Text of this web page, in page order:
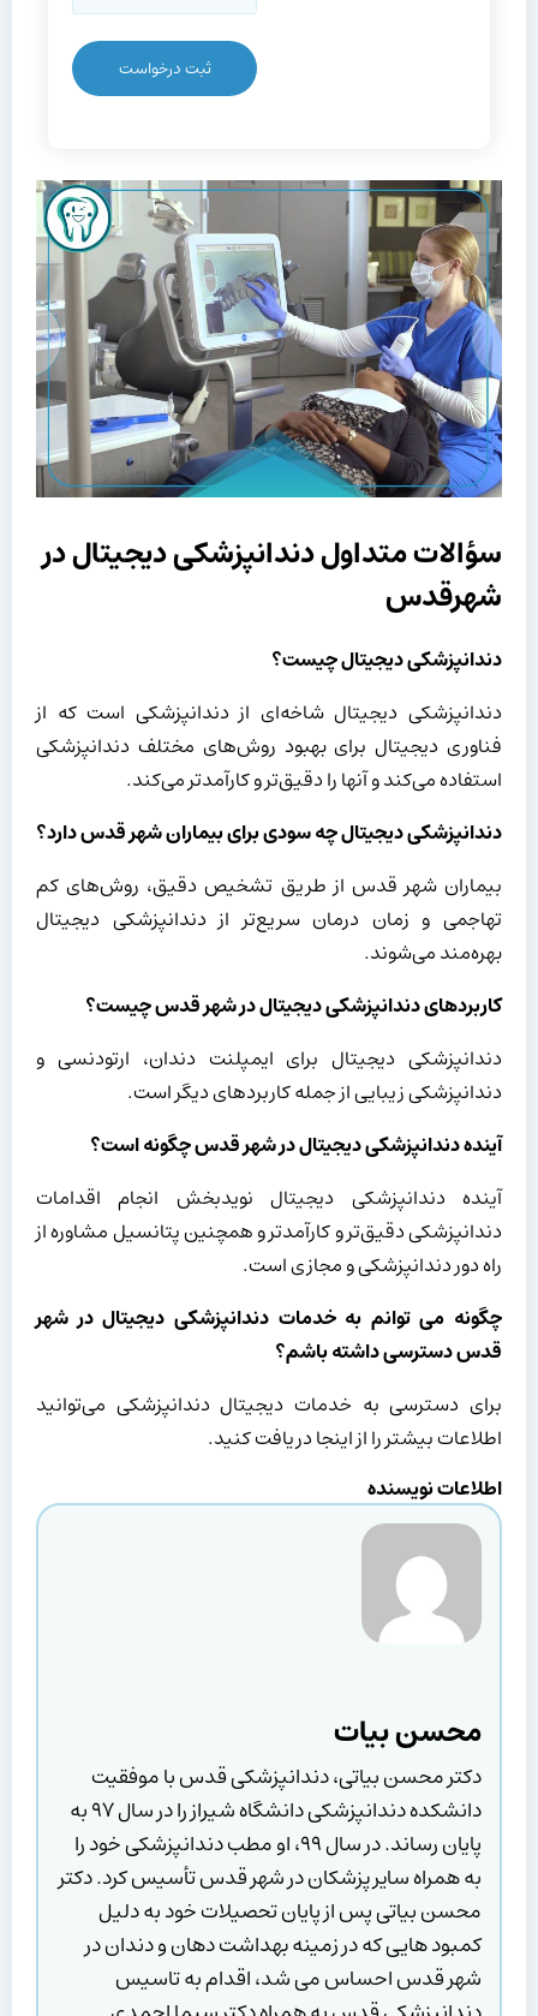
سؤالات متداول دندانپزشکی دیجیتال در
شهرقدس
دندانپزشکی دیجیتال چیست؟
دندانپزشکی دیجیتال شاخه‌ای از دندانپزشکی است که از
فناوری دیجیتال برای بهبود روش‌های مختلف دندانپزشکی
استفاده می‌کند و آنها را دقیق‌تر و کارآمدتر می‌کند.
دندانپزشکی دیجیتال چه سودی برای بیماران شهر قدس دارد؟
بیماران شهر قدس از طریق تشخیص دقیق، روش‌های کم
تهاجمی و زمان درمان سریع‌تر از دندانپزشکی دیجیتال
بهره‌مند می‌شوند.
کاربردهای دندانپزشکی دیجیتال در شهر قدس چیست؟
دندانپزشکی دیجیتال برای ایمپلنت دندان، ارتودنسی و
دندانپزشکی زیبایی از جمله کاربردهای دیگر است.
آینده دندانپزشکی دیجیتال در شهر قدس چگونه است؟
آینده دندانپزشکی دیجیتال نویدبخش انجام اقدامات
دندانپزشکی دقیق‌تر و کارآمدتر و همچنین پتانسیل مشاوره از
راه دور دندانپزشکی و مجازی است.
چگونه می توانم به خدمات دندانپزشکی دیجیتال در شهر
قدس دسترسی داشته باشم؟
برای دسترسی به خدمات دیجیتال دندانپزشکی می‌توانید
اطلاعات بیشتر را از اینجا دریافت کنید.
اطلاعات نویسنده
محسن بیات
دکتر محسن بیاتی، دندانپزشکی قدس با موفقیت
دانشکده دندانپزشکی دانشگاه شیراز را در سال ۹۷ به
پایان رساند. در سال ۹۹، او مطب دندانپزشکی خود را
به همراه سایر پزشکان در شهر قدس تأسیس کرد. دکتر
محسن بیاتی پس از پایان تحصیلات خود به دلیل
کمبود هایی که در زمینه بهداشت دهان و دندان در
شهر قدس احساس می شد، اقدام به تاسیس